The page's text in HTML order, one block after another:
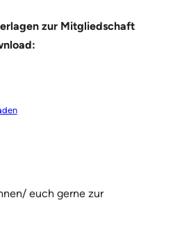
zur Mitgliedschaft
euch gerne zur